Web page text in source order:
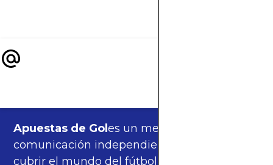
Apuestas de Goles un medio de
comunicación independiente, orgulloso de
cubrir el mundo del fútbol —partidos,